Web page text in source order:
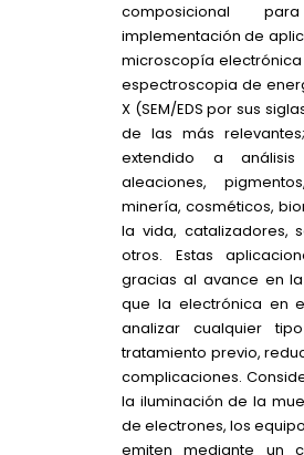
composicional
implementación de
microscopía
espectroscopia de
X (SEM/EDS por sus
de las más
extendido a análisis
aleaciones,
minería, cosméticos,
la vida, catalizadores,
otros. Estas
gracias al avance en la
que la electrónica en
analizar cualquier
tratamiento previo,
complicaciones.
la iluminación de la
de electrones, los
emiten mediante un